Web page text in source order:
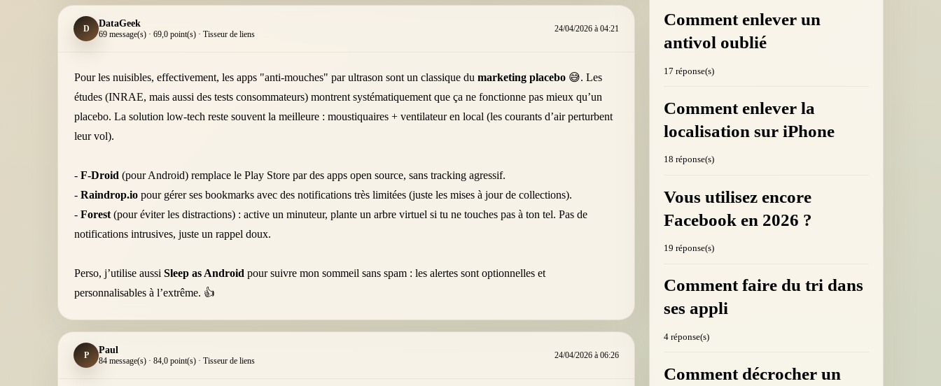
D DataGeek
69 message(s) · 69,0 point(s) · Tisseur de liens
24/04/2026 à 04:21
Pour les nuisibles, effectivement, les apps "anti-mouches" par ultrason sont un classique dumarketing placebo 😅. Les
études (INRAE, mais aussi des tests consommateurs) montrent systématiquement que ça ne fonctionne pas mieux qu’un
placebo. La solution low-tech reste souvent la meilleure : moustiquaires + ventilateur en local (les courants d’air perturbent
leur vol).
-F-Droid (pour Android) remplace le Play Store par des apps open source, sans tracking agressif.
-Raindrop.io pour gérer ses bookmarks avec des notifications très limitées (juste les mises à jour de collections).
-Forest (pour éviter les distractions) : active un minuteur, plante un arbre virtuel si tu ne touches pas à ton tel. Pas de
notifications intrusives, juste un rappel doux.
Perso, j’utilise aussiSleep as Android pour suivre mon sommeil sans spam : les alertes sont optionnelles et
personnalisables à l’extrême. 👍
P Paul
84 message(s) · 84,0 point(s) · Tisseur de liens
24/04/2026 à 06:26
Comment enlever un
antivol oublié
17 réponse(s)
Comment enlever la
localisation sur iPhone
18 réponse(s)
Vous utilisez encore
Facebook en 2026 ?
19 réponse(s)
Comment faire du tri dans
ses appli
4 réponse(s)
Comment décrocher un